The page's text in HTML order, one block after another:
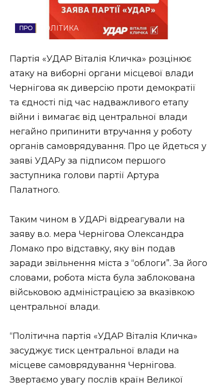
Втрачений Ужгород
Втрачений Ужгород (відеоверсія)
ЗАКАРПАТСЬКІ НОВИНИ
НОВИНИ ЗАХІДНОЇ УКРАЇНИ
ФОТО
ПОЛІТИКА
Партія «УДАР Віталія Кличка» розцінює
атаку на виборні органи місцевої влади
Чернігова як диверсію проти демократії
та єдності під час надважливого етапу
війни і вимагає від центральної влади
негайно припинити втручання у роботу
органів самоврядування. Про це йдеться у
заяві УДАРу за підписом першого
заступника голови партії Артура
Палатного.
Таким чином в УДАРі відреагували на
заяву в.о. мера Чернігова Олександра
Ломако про відставку, яку він подав
заради звільнення міста з “облоги”. За його
словами, робота міста була заблокована
військовою адміністрацією за вказівкою
центральної влади.
“Політична партія «УДАР Віталія Кличка»
засуджує тиск центральної влади на
місцеве самоврядування Чернігова.
Звертаємо увагу послів країн Великої